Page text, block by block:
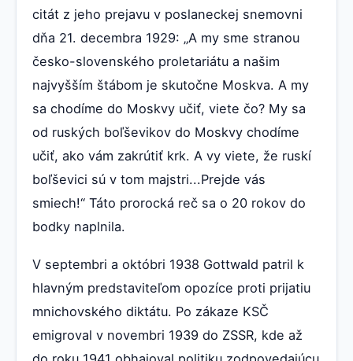
citát z jeho prejavu v poslaneckej snemovni
dňa 21. decembra 1929: „A my sme stranou
česko-slovenského proletariátu a našim
najvyšším štábom je skutočne Moskva. A my
sa chodíme do Moskvy učiť, viete čo? My sa
od ruských boľševikov do Moskvy chodíme
učiť, ako vám zakrútiť krk. A vy viete, že ruskí
boľševici sú v tom majstri...Prejde vás
smiech!“ Táto prorocká reč sa o 20 rokov do
bodky naplnila.
V septembri a októbri 1938 Gottwald patril k
hlavným predstaviteľom opozíce proti prijatiu
mnichovského diktátu. Po zákaze KSČ
emigroval v novembri 1939 do ZSSR, kde až